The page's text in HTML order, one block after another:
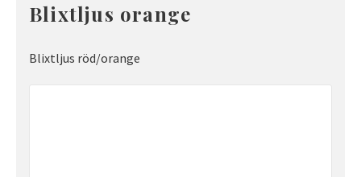
Blixtljus orange
Blixtljus röd/orange